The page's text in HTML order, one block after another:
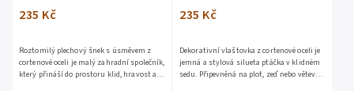
235 Kč
Roztomilý plechový šnek s úsměvem z
cortenové oceli je malý zahradní společník,
který přináší do prostoru klid, hravost a
235 Kč
Dekorativní vlaštovka z cortenové oceli je
jemná a stylová silueta ptáčka v klidném
sedu. Připevněná na plot, zeď nebo větev